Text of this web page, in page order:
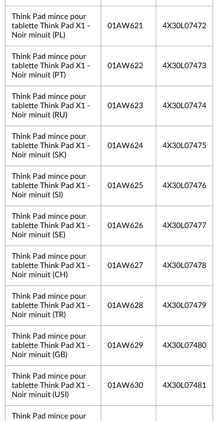
Think Pad mince pour
tablette Think Pad X1 -
Noir minuit (PL)
01AW621 4X30L07472
Think Pad mince pour
tablette Think Pad X1 -
Noir minuit (PT)
01AW622 4X30L07473
Think Pad mince pour
tablette Think Pad X1 -
Noir minuit (RU)
01AW623 4X30L07474
Think Pad mince pour
tablette Think Pad X1 -
Noir minuit (SK)
01AW624 4X30L07475
Think Pad mince pour
tablette Think Pad X1 -
Noir minuit (SI)
01AW625 4X30L07476
Think Pad mince pour
tablette Think Pad X1 -
Noir minuit (SE)
01AW626 4X30L07477
Think Pad mince pour
tablette Think Pad X1 -
Noir minuit (CH)
01AW627 4X30L07478
Think Pad mince pour
tablette Think Pad X1 -
Noir minuit (TR)
01AW628 4X30L07479
Think Pad mince pour
tablette Think Pad X1 -
Noir minuit (GB)
01AW629 4X30L07480
Think Pad mince pour
tablette Think Pad X1 -
Noir minuit (USI)
01AW630 4X30L07481
Think Pad mince pour